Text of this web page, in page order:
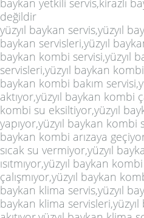
baykan yetkili servis,kirazlı
değildir
yüzyıl baykan servis,yüzyıl
baykan servisleri,yüzyıl
baykan kombi servisi,yüzyıl
servisleri,yüzyıl baykan
baykan kombi bakım
aktıyor,yüzyıl baykan kombi
kombi su eksiltiyor,yüzyıl
yapıyor,yüzyıl baykan kombi
baykan kombi arızaya
sıcak su vermiyor,yüzyıl
ısıtmıyor,yüzyıl baykan
çalışmıyor,yüzyıl baykan
baykan klima servis,yüzyıl
baykan klima